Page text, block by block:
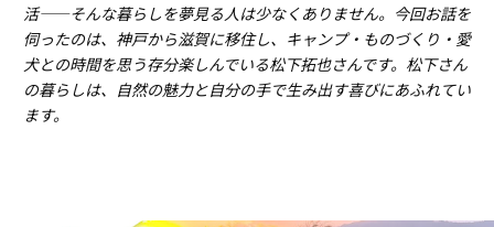
活――そんな暮らしを夢見る人は少なくありません。今回お話を
伺ったのは、神戸から滋賀に移住し、キャンプ・ものづくり・愛
犬との時間を思う存分楽しんでいる松下拓也さんです。松下さん
の暮らしは、自然の魅力と自分の手で生み出す喜びにあふれてい
ます。